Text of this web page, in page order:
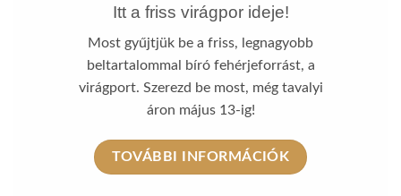
Itt a friss virágpor ideje!
Most gyűjtjük be a friss, legnagyobb
beltartalommal bíró fehérjeforrást, a
virágport. Szerezd be most, még tavalyi
áron május 13-ig!
TOVÁBBI INFORMÁCIÓK